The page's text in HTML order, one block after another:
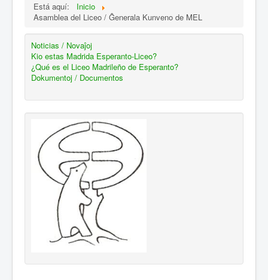
Está aquí:
Inicio
Asamblea del Liceo / Ĝenerala Kunveno de MEL
Noticias / Novaĵoj
Kio estas Madrida Esperanto-Liceo?
¿Qué es el Liceo Madrileño de Esperanto?
Dokumentoj / Documentos